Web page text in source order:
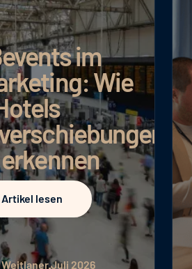
im
Wie
Artikel lesen
WeitlanerJuli 2026